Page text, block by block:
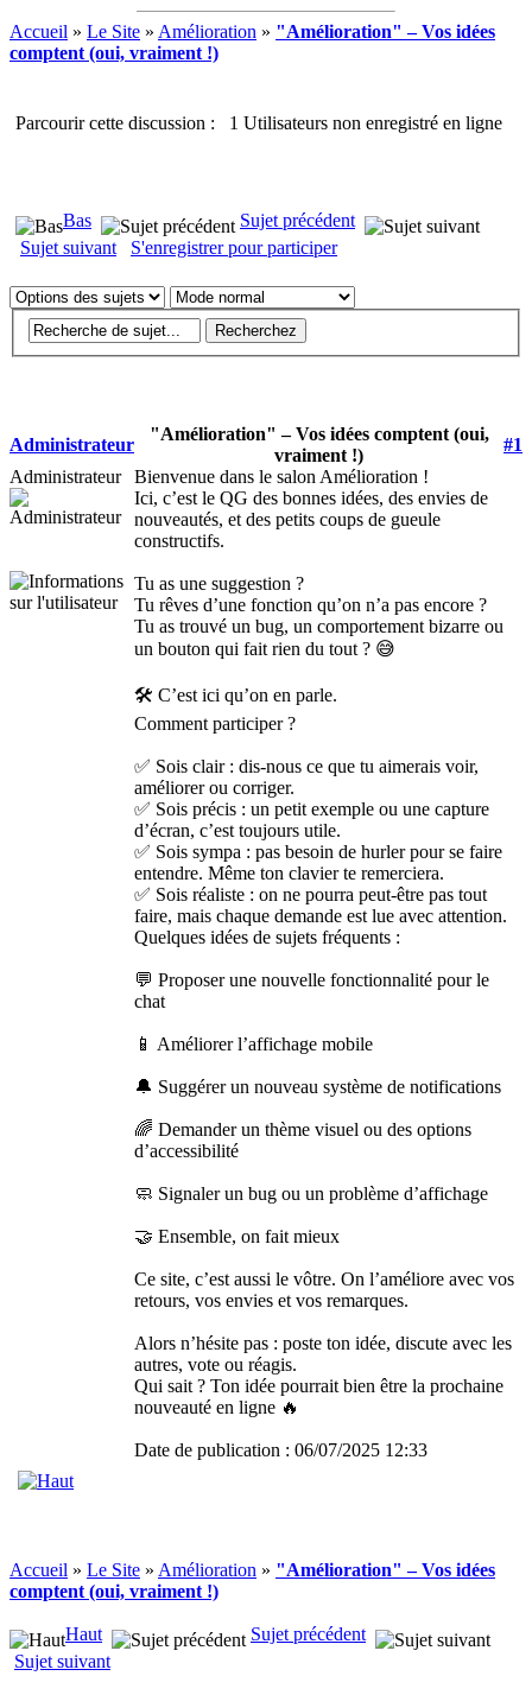
Accueil » Le Site » Amélioration » "Amélioration" – Vos idées
comptent (oui, vraiment !)
Parcourir cette discussion : 1 Utilisateurs non enregistré en ligne
Bas
Sujet précédent
Sujet suivant
S'enregistrer pour participer
Administrateur
"Amélioration" – Vos idées comptent (oui,
vraiment !)
#1
Administrateur
Bienvenue dans le salon Amélioration !
Ici, c’est le QG des bonnes idées, des envies de
nouveautés, et des petits coups de gueule
constructifs.
Tu as une suggestion ?
Tu rêves d’une fonction qu’on n’a pas encore ?
Tu as trouvé un bug, un comportement bizarre ou
un bouton qui fait rien du tout ? 😅
🛠️ C’est ici qu’on en parle.
Comment participer ?
✅ Sois clair : dis-nous ce que tu aimerais voir,
améliorer ou corriger.
✅ Sois précis : un petit exemple ou une capture
d’écran, c’est toujours utile.
✅ Sois sympa : pas besoin de hurler pour se faire
entendre. Même ton clavier te remerciera.
✅ Sois réaliste : on ne pourra peut-être pas tout
faire, mais chaque demande est lue avec attention.
Quelques idées de sujets fréquents :
💬 Proposer une nouvelle fonctionnalité pour le
chat
📱 Améliorer l’affichage mobile
🔔 Suggérer un nouveau système de notifications
🌈 Demander un thème visuel ou des options
d’accessibilité
🧼 Signaler un bug ou un problème d’affichage
🤝 Ensemble, on fait mieux
Ce site, c’est aussi le vôtre. On l’améliore avec vos
retours, vos envies et vos remarques.
Alors n’hésite pas : poste ton idée, discute avec les
autres, vote ou réagis.
Qui sait ? Ton idée pourrait bien être la prochaine
nouveauté en ligne 🔥
Date de publication : 06/07/2025 12:33
Accueil » Le Site » Amélioration » "Amélioration" – Vos idées
comptent (oui, vraiment !)
Haut
Sujet précédent
Sujet suivant